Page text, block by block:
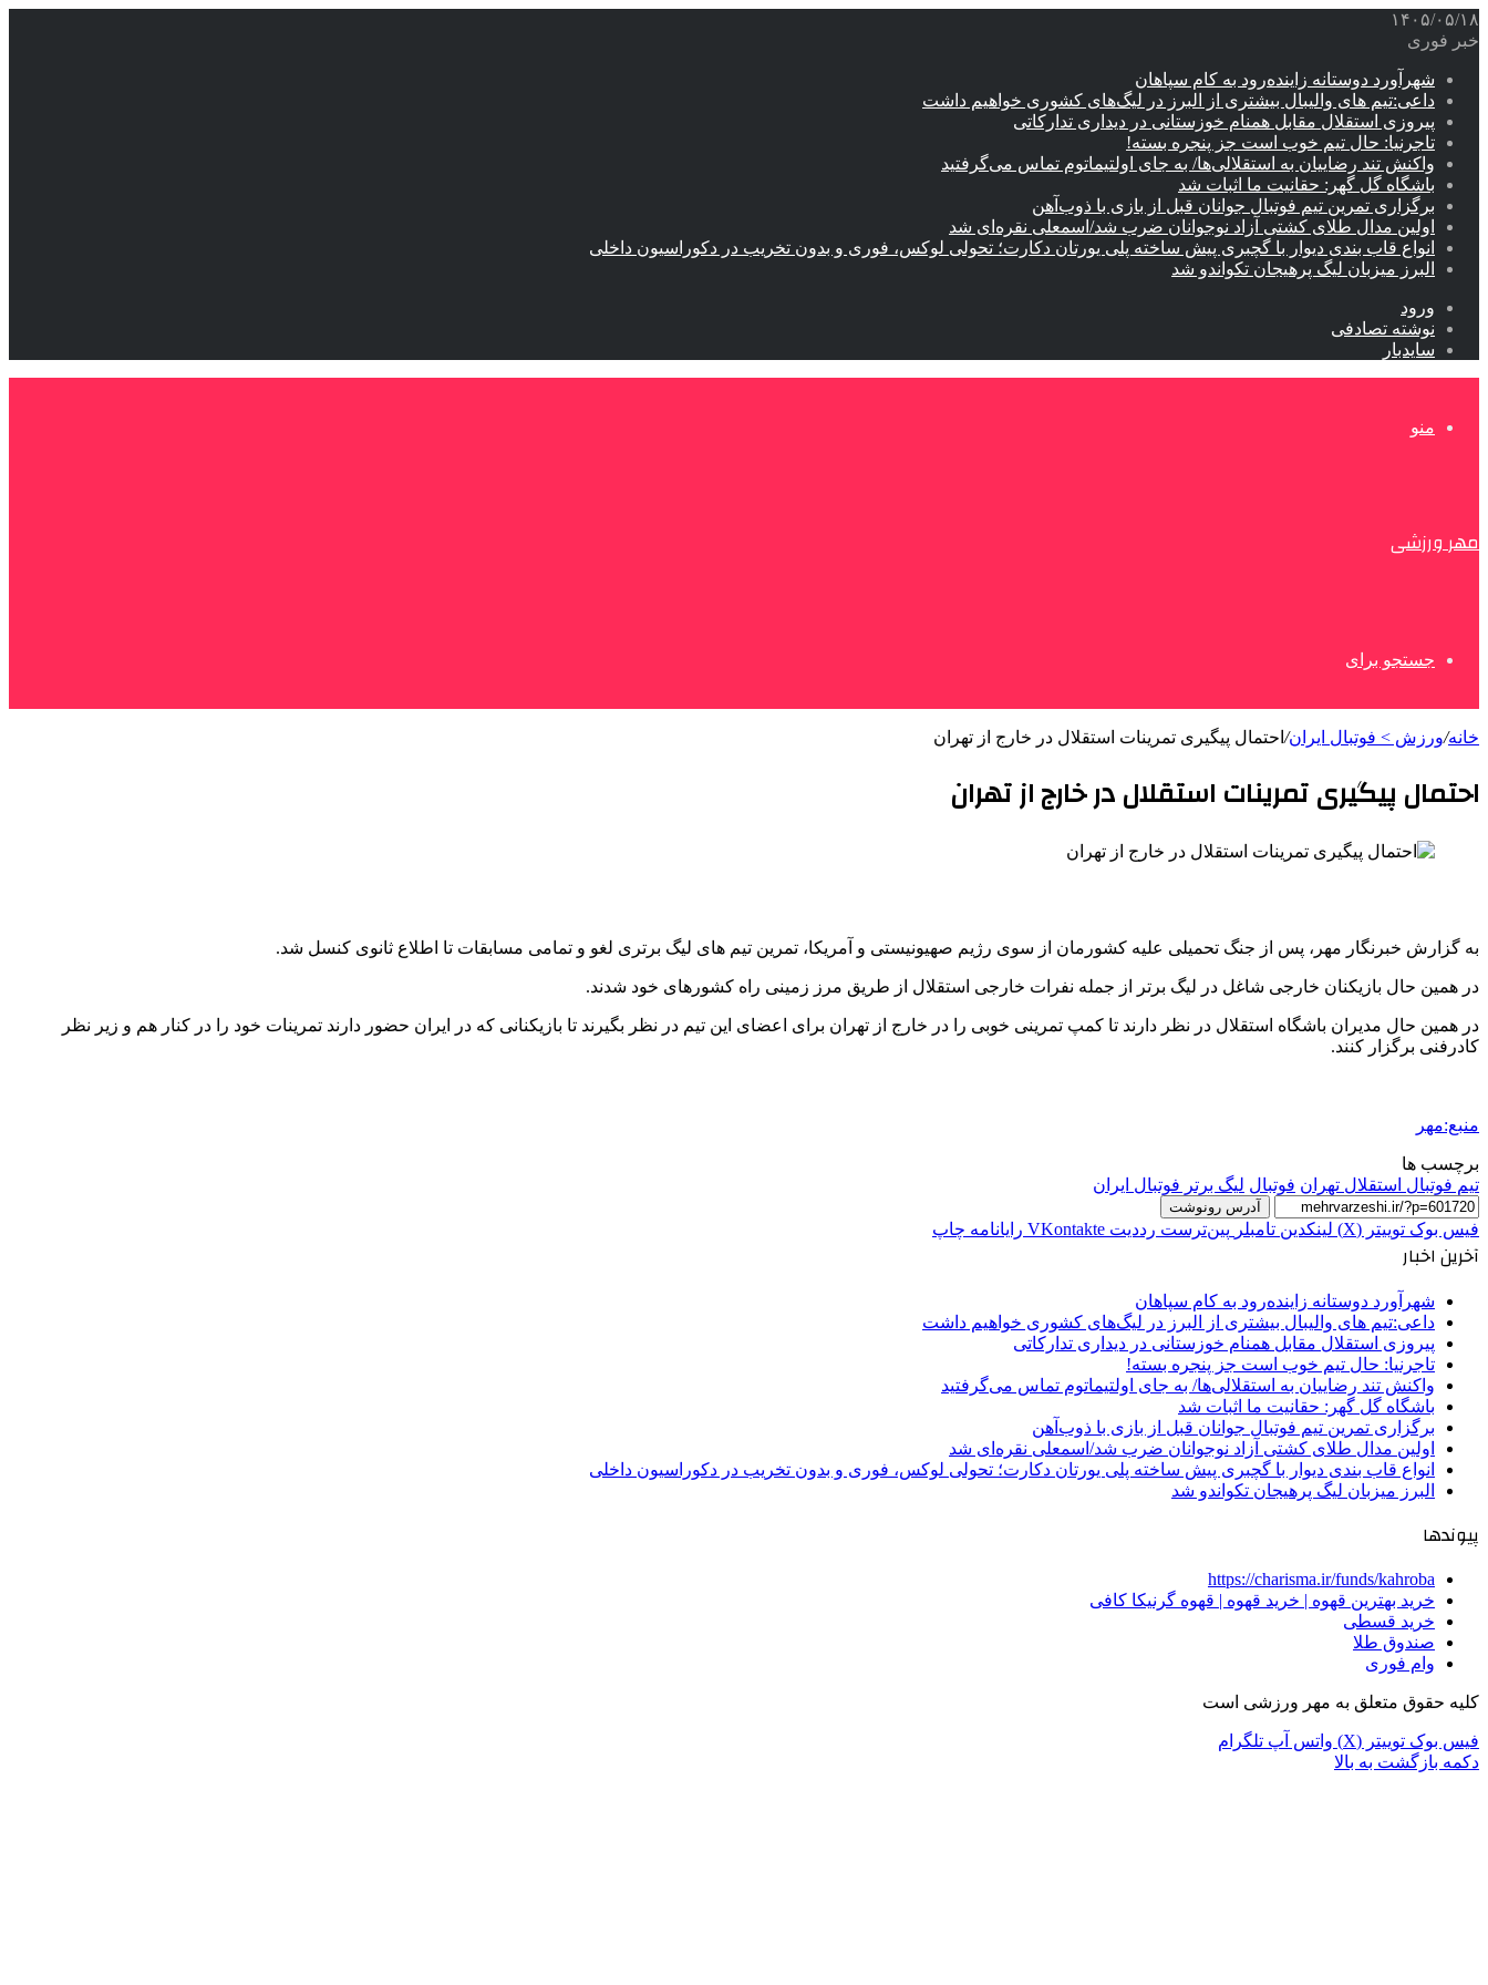
۱۴۰۵/۰۵/۱۸
خبر فوری
شهرآورد دوستانه زاینده‌رود به کام سپاهان
داعی:تیم های والیبال بیشتری از البرز در لیگ‌های کشوری خواهیم داشت
پیروزی استقلال مقابل همنام خوزستانی در دیداری تدارکاتی
تاجرنیا: حال تیم خوب است جز پنجره بسته!
واکنش تند رضاییان به استقلالی‌ها/ به جای اولتیماتوم تماس می‌گرفتید
باشگاه گل گهر: حقانیت ما اثبات شد
برگزاری تمرین تیم فوتبال جوانان قبل از بازی با ذوب‌آهن
اولین مدال طلای کشتی آزاد نوجوانان ضرب شد/اسمعلی نقره‌ای شد
انواع قاب بندی دیوار با گچبری پیش ساخته پلی یورتان دکارت؛ تحولی لوکس، فوری و بدون تخریب در دکوراسیون داخلی
البرز میزبان لیگ پرهیجان تکواندو شد
ورود
نوشته تصادفی
سایدبار
منو
مهر ورزشی
جستجو برای
خانه/ورزش > فوتبال ایران/ احتمال پیگیری تمرینات استقلال در خارج از تهران
احتمال پیگیری تمرینات استقلال در خارج از تهران
به گزارش خبرنگار مهر، پس از جنگ تحمیلی علیه کشورمان از سوی رژیم صهیونیستی و آمریکا، تمرین تیم های لیگ برتری لغو و تمامی مسابقات تا اطلاع ثانوی کنسل شد.
در همین حال بازیکنان خارجی شاغل در لیگ برتر از جمله نفرات خارجی استقلال از طریق مرز زمینی راه کشورهای خود شدند.
در همین حال مدیران باشگاه استقلال در نظر دارند تا کمپ تمرینی خوبی را در خارج از تهران برای اعضای این تیم در نظر بگیرند تا بازیکنانی که در ایران حضور دارند تمرینات خود را در کنار هم و زیر نظر
کادرفنی برگزار کنند.
منبع:مهر
برچسب ها
تیم فوتبال استقلال تهران فوتبال لیگ برتر فوتبال ایران
آدرس رونوشت
فیس بوک توییتر (X) لینکدین ‫تامبلر ‫پین‌ترست ‫رددیت ‫VKontakte رایانامه چاپ
آخرین اخبار
شهرآورد دوستانه زاینده‌رود به کام سپاهان
داعی:تیم های والیبال بیشتری از البرز در لیگ‌های کشوری خواهیم داشت
پیروزی استقلال مقابل همنام خوزستانی در دیداری تدارکاتی
تاجرنیا: حال تیم خوب است جز پنجره بسته!
واکنش تند رضاییان به استقلالی‌ها/ به جای اولتیماتوم تماس می‌گرفتید
باشگاه گل گهر: حقانیت ما اثبات شد
برگزاری تمرین تیم فوتبال جوانان قبل از بازی با ذوب‌آهن
اولین مدال طلای کشتی آزاد نوجوانان ضرب شد/اسمعلی نقره‌ای شد
انواع قاب بندی دیوار با گچبری پیش ساخته پلی یورتان دکارت؛ تحولی لوکس، فوری و بدون تخریب در دکوراسیون داخلی
البرز میزبان لیگ پرهیجان تکواندو شد
پیوندها
https://charisma.ir/funds/kahroba
خرید بهترین قهوه | خرید قهوه | قهوه گرنیکا کافی
خرید قسطی
صندوق طلا
وام فوری
کلیه حقوق متعلق به مهر ورزشی است
فیس بوک توییتر (X) واتس آپ تلگرام
دکمه بازگشت به بالا